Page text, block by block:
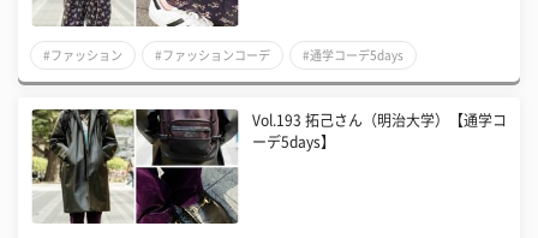
#ファッション #ファッションコーデ #通学コーデ5days
Vol.193 拓己さん（明治大学）【通学コ
ーデ5days】